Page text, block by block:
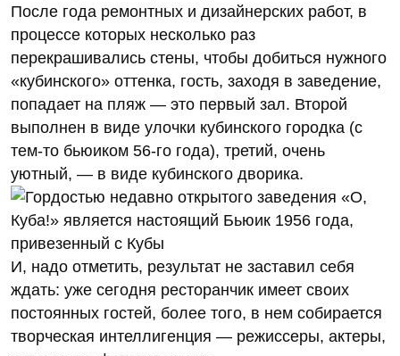
После года ремонтных и дизайнерских работ, в
процессе которых несколько раз
перекрашивались стены, чтобы добиться нужного
«кубинского» оттенка, гость, заходя в заведение,
попадает на пляж — это первый зал. Второй
выполнен в виде улочки кубинского городка (с
тем-то бьюиком 56-го года), третий, очень
уютный, — в виде кубинского дворика.
И, надо отметить, результат не заставил себя
ждать: уже сегодня ресторанчик имеет своих
постоянных гостей, более того, в нем собирается
творческая интеллигенция — режиссеры, актеры,